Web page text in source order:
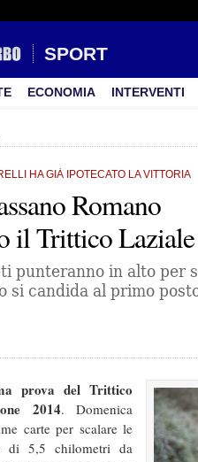
SPORT
ECONOMIA INTERVENTI
HA GIÀ IPOTECATO LA VITTORIA
Romano
il Trittico Laziale
punteranno in alto per
si candida al primo
prova del Trittico
2014. Domenica
carte per scalare le
di 5,5 chilometri da